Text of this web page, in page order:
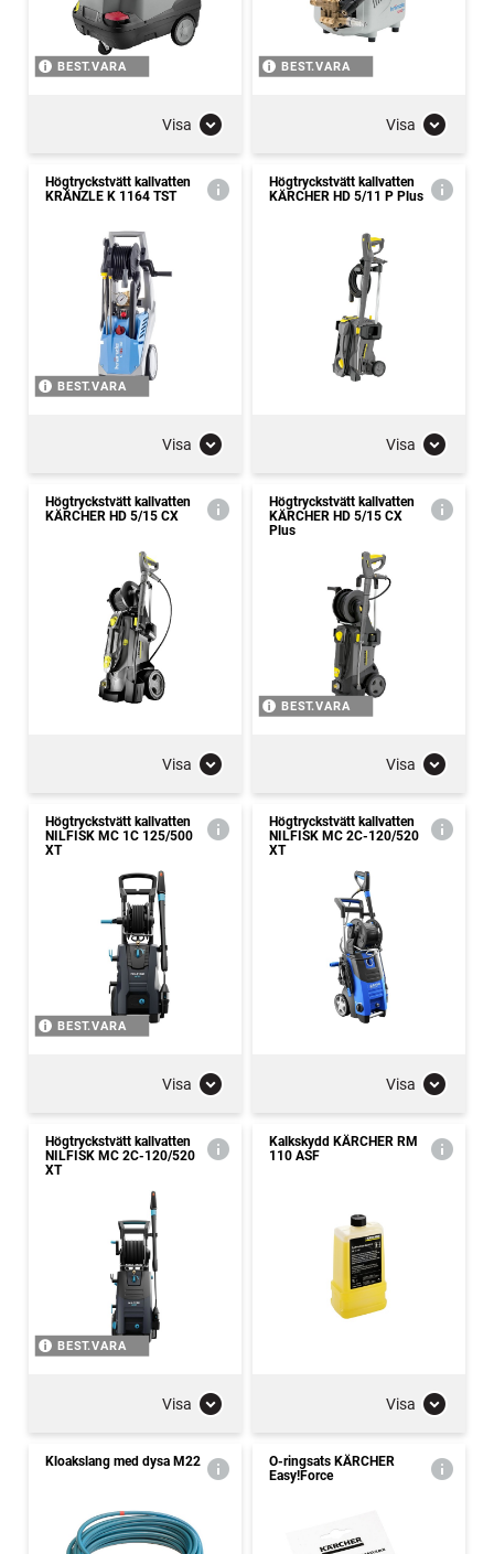
BEST.VARA
Visa
BEST.VARA
Visa
Högtryckstvätt kallvatten
KRÄNZLE K 1164 TST
BEST.VARA
Visa
Högtryckstvätt kallvatten
KÄRCHER HD 5/11 P Plus
Visa
Högtryckstvätt kallvatten
KÄRCHER HD 5/15 CX
Visa
Högtryckstvätt kallvatten
KÄRCHER HD 5/15 CX
Plus
BEST.VARA
Visa
Högtryckstvätt kallvatten
NILFISK MC 1C 125/500
XT
BEST.VARA
Visa
Högtryckstvätt kallvatten
NILFISK MC 2C-120/520
XT
Visa
Högtryckstvätt kallvatten
NILFISK MC 2C-120/520
XT
BEST.VARA
Visa
Kalkskydd KÄRCHER RM
110 ASF
Visa
Kloakslang med dysa M22
O-ringsats KÄRCHER
Easy!Force